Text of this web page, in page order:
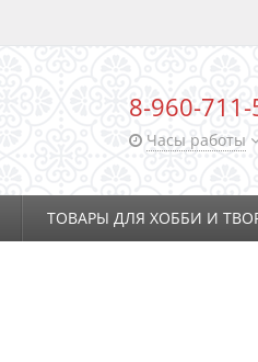
8-960-
Часы работы
ТОВАРЫ ДЛЯ ХОББИ И